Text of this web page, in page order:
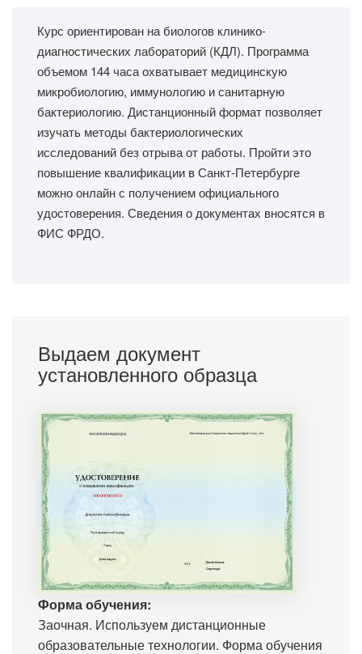
Курс ориентирован на биологов клинико-
диагностических лабораторий (КДЛ). Программа
объемом 144 часа охватывает медицинскую
микробиологию, иммунологию и санитарную
бактериологию. Дистанционный формат позволяет
изучать методы бактериологических
исследований без отрыва от работы. Пройти это
повышение квалификации в Санкт-Петербурге
можно онлайн с получением официального
удостоверения. Сведения о документах вносятся в
ФИС ФРДО.
Выдаем документ
установленного образца
Форма обучения:
Заочная. Используем дистанционные
образовательные технологии. Форма обучения